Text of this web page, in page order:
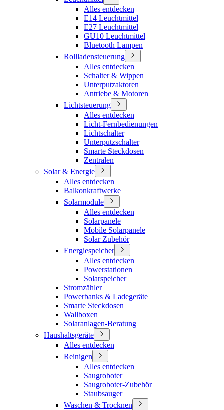
Alles entdecken
E14 Leuchtmittel
E27 Leuchtmittel
GU10 Leuchtmittel
Bluetooth Lampen
Rollladensteuerung
Alles entdecken
Schalter & Wippen
Unterputzaktoren
Antriebe & Motoren
Lichtsteuerung
Alles entdecken
Licht-Fernbedienungen
Lichtschalter
Unterputzschalter
Smarte Steckdosen
Zentralen
Solar & Energie
Alles entdecken
Balkonkraftwerke
Solarmodule
Alles entdecken
Solarpanele
Mobile Solarpanele
Solar Zubehör
Energiespeicher
Alles entdecken
Powerstationen
Solarspeicher
Stromzähler
Powerbanks & Ladegeräte
Smarte Steckdosen
Wallboxen
Solaranlagen-Beratung
Haushaltsgeräte
Alles entdecken
Reinigen
Alles entdecken
Saugroboter
Saugroboter-Zubehör
Staubsauger
Waschen & Trocknen